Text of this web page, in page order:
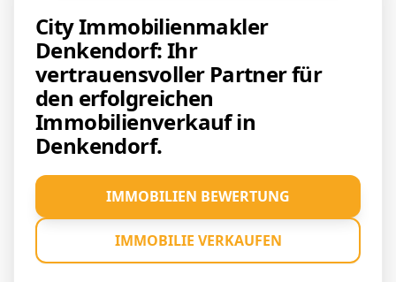
City Immobilienmakler
Denkendorf: Ihr
vertrauensvoller Partner für
den erfolgreichen
Immobilienverkauf in
Denkendorf.
IMMOBILIEN BEWERTUNG
IMMOBILIE VERKAUFEN